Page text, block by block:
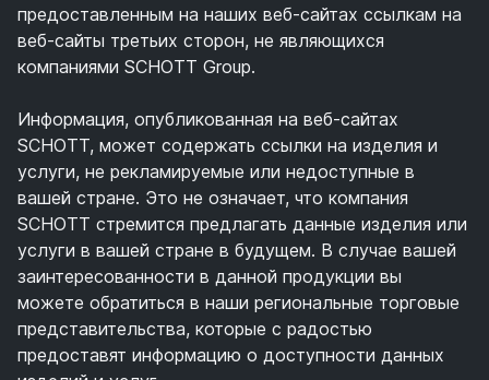
предоставленным на наших веб-сайтах ссылкам на
веб-сайты третьих сторон, не являющихся
компаниями SCHOTT Group.
Информация, опубликованная на веб-сайтах
SCHOTT, может содержать ссылки на изделия и
услуги, не рекламируемые или недоступные в
вашей стране. Это не означает, что компания
SCHOTT стремится предлагать данные изделия или
услуги в вашей стране в будущем. В случае вашей
заинтересованности в данной продукции вы
можете обратиться в наши региональные торговые
представительства, которые с радостью
предоставят информацию о доступности данных